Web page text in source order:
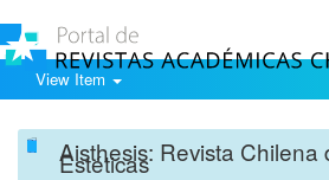
View Item
Aisthesis: Revista Chilena
Estéticas